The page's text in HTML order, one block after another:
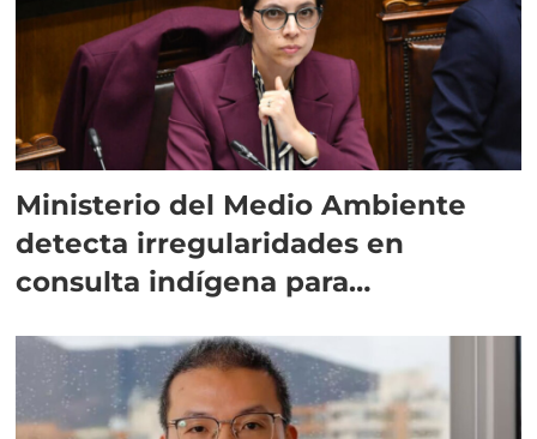
Ministerio del Medio Ambiente
detecta irregularidades en
consulta indígena para